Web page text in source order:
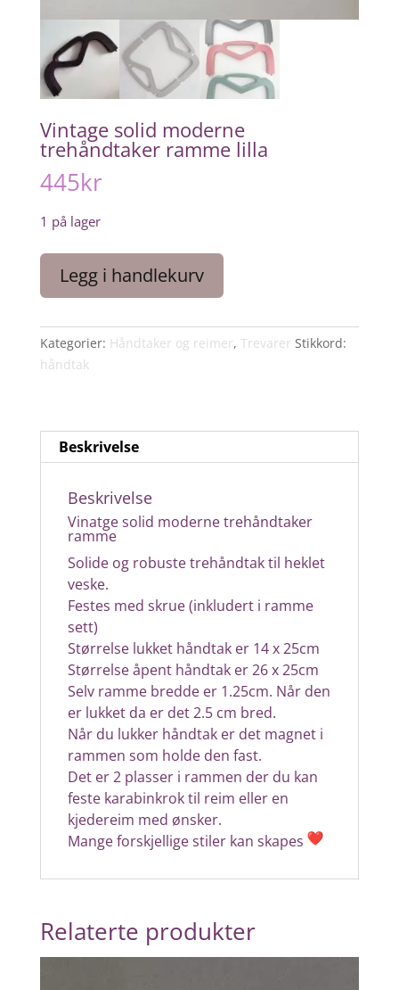
Vintage solid moderne
trehåndtaker ramme lilla
445kr
1 på lager
Vintage
solid
trehåndtaker
ramme
lilla
Legg i handlekurv
Kategorier: Håndtaker og reimer, Trevarer Stikkord:
håndtak
Beskrivelse
Beskrivelse
Vinatge solid moderne trehåndtaker
ramme
Solide og robuste trehåndtak til heklet
veske.
Festes med skrue (inkludert i ramme
sett)
Størrelse lukket håndtak er 14 x 25cm
Størrelse åpent håndtak er 26 x 25cm
Selv ramme bredde er 1.25cm. Når den
er lukket da er det 2.5 cm bred.
Når du lukker håndtak er det magnet i
rammen som holde den fast.
Det er 2 plasser i rammen der du kan
feste karabinkrok til reim eller en
kjedereim med ønsker.
Mange forskjellige stiler kan skapes
Relaterte produkter